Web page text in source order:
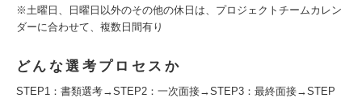
※土曜日、日曜日以外のその他の休日は、プロジェクトチームカレン
ダーに合わせて、複数日間有り
どんな選考プロセスか
STEP1：書類選考→STEP2：一次面接→STEP3：最終面接→STEP